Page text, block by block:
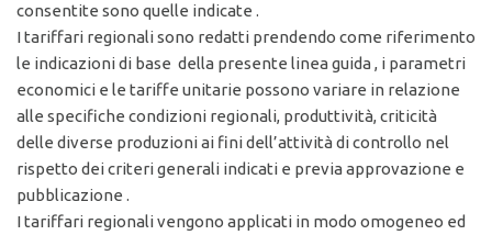
consentite sono quelle indicate .
I tariffari regionali sono redatti prendendo come riferimento
le indicazioni di base della presente linea guida , i parametri
economici e le tariffe unitarie possono variare in relazione
alle specifiche condizioni regionali, produttività, criticità
delle diverse produzioni ai fini dell’attività di controllo nel
rispetto dei criteri generali indicati e previa approvazione e
pubblicazione .
I tariffari regionali vengono applicati in modo omogeneo ed